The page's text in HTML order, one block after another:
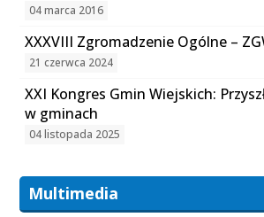
04 marca 2016
XXXVIII Zgromadzenie Ogólne –
21 czerwca 2024
XXI Kongres Gmin Wiejskich:
w gminach
04 listopada 2025
Multimedia